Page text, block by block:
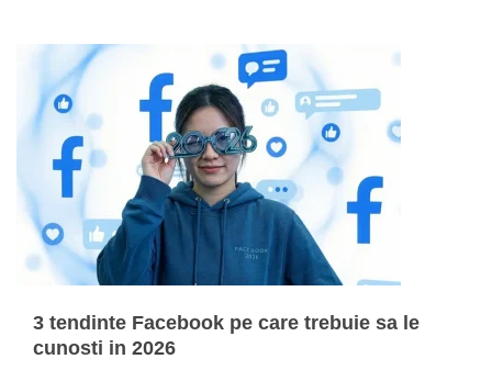
3 tendinte Facebook pe care trebuie sa le
cunosti in 2026